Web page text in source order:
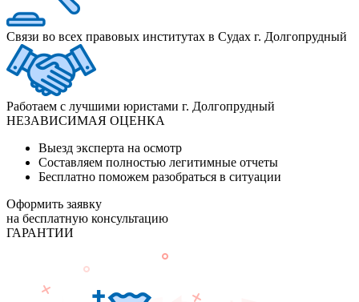
Связи во всех правовых институтах в Судах г. Долгопрудный
Работаем с лучшими юристами г. Долгопрудный
НЕЗАВИСИМАЯ ОЦЕНКА
Выезд эксперта на осмотр
Составляем полностью легитимные отчеты
Бесплатно поможем разобраться в ситуации
Оформить заявку
на бесплатную консультацию
ГАРАНТИИ